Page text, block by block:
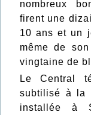
nombreux
firent une
10 ans et un
même de
vingtaine de
Le Central
subtilisé à la
installée à